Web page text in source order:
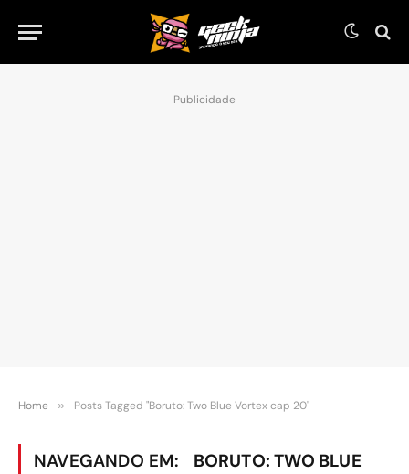
Publicidade
Home » Posts Tagged "Boruto: Two Blue Vortex cap 20"
NAVEGANDO EM:
BORUTO: TWO BLUE